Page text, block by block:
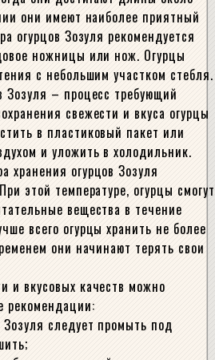
они имеют наиболее приятный
огурцов Зозуля рекомендуется
ножницы или нож. Огурцы
с небольшим участком стебля.
Зозуля – процесс требующий
свежести и вкуса огурцы
в пластиковый пакет или
и уложить в холодильник.
хранения огурцов Зозуля
этой температуре, огурцы смогут
вещества в течение
всего огурцы хранить не более
они начинают терять свои
и вкусовых качеств можно
рекомендации:
следует промыть под